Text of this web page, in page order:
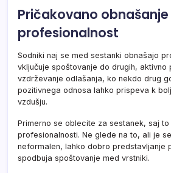
Pričakovano obnašanje
profesionalnost
Sodniki naj se med sestanki obnašajo
vključuje spoštovanje do drugih, aktivno
vzdrževanje odlašanja, ko nekdo drug
pozitivnega odnosa lahko prispeva k
vzdušju.
Primerno se oblecite za sestanek, saj
profesionalnosti. Ne glede na to, ali je
neformalen, lahko dobro predstavljanje
spodbuja spoštovanje med vrstniki.